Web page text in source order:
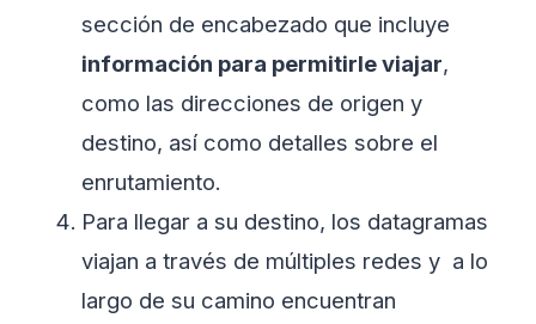
sección de encabezado que incluye
información para permitirle viajar,
como las direcciones de origen y
destino, así como detalles sobre el
enrutamiento.
Para llegar a su destino, los datagramas
viajan a través de múltiples redes y a lo
largo de su camino encuentran